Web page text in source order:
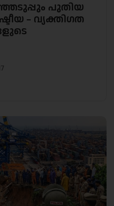
പുതിയ
– വ്യക്തിഗത